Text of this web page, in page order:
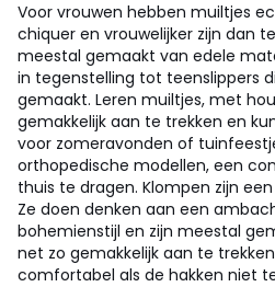
Voor vrouwen hebben muiltjes
chiquer en vrouwelijker zijn dan
meestal gemaakt van edele
in tegenstelling tot teenslippers
gemaakt. Leren muiltjes, met
gemakkelijk aan te trekken en
voor zomeravonden of
orthopedische modellen, een
thuis te dragen. Klompen zijn
Ze doen denken aan een
bohemienstijl en zijn meestal
net zo gemakkelijk aan te
comfortabel als de hakken niet